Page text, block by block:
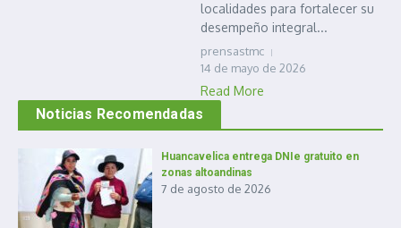
localidades para fortalecer su
desempeño integral...
prensastmc
14 de mayo de 2026
Read More
Noticias Recomendadas
Huancavelica entrega DNIe gratuito en
zonas altoandinas
7 de agosto de 2026